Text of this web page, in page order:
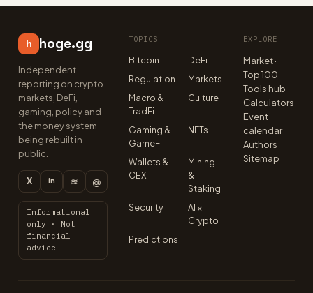
h hoge.gg
Independent
reporting on crypto
markets, DeFi,
gaming, policy and
the money system
being rebuilt in
public.
X in ≋ @
Informational
only · Not
financial
advice
TOPICS
Bitcoin
DeFi
Regulation
Markets
Macro &
TradFi
Culture
Gaming &
GameFi
NFTs
Wallets &
CEX
Mining
&
Staking
Security
AI ×
Crypto
Predictions
EXPLORE
Market ·
Top 100
Tools hub
Calculators
Event
calendar
Authors
Sitemap